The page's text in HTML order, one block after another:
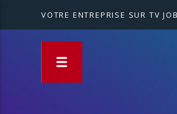
VOTRE ENTREPRISE SUR TV JOB